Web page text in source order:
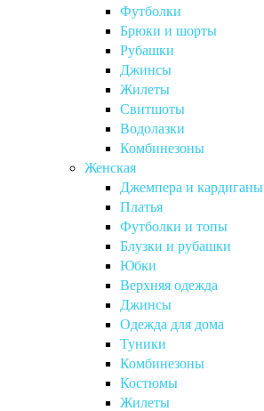
Футболки
Брюки и шорты
Рубашки
Джинсы
Жилеты
Свитшоты
Водолазки
Комбинезоны
Женская
Джемпера и кардиганы
Платья
Футболки и топы
Блузки и рубашки
Юбки
Верхняя одежда
Джинсы
Одежда для дома
Туники
Комбинезоны
Костюмы
Жилеты